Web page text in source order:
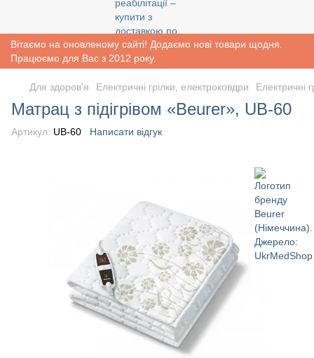
Вітаємо на оновленому сайті! Додаємо нові товари щодня.
Працюємо для Вас з 2012 року.
Для здоров'я Електричні грілки, електроковдри Електричні
Матрац з підігрівом «Beurer», UB-60
Артикул: UB-60 Написати відгук